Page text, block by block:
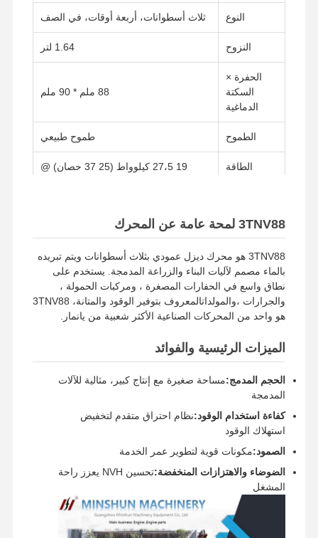
الصفحة
الرئيسية
حولنا
النوع ثلاث أسطوانات، أربعة أوقات، في الصف
النزوح 1.64 لتر
الحفرة ×
السكتة
الدماغية
88 ملم * 90 ملم
الطموح طموح طبيعي
الطاقة
19 27،5 كيلوواط (25 37 حصان) @
نظام التبريد المبرد بالماء
طريقة البدء البدء الكهربائي
3TNV88 لمحة عامة عن المحرك
3TNV88 هو محرك ديزل عمودي بثلاث أسطوانات ويتم تبريده
بالماء مصمم لآليات البناء والزراعة المدمجة. يستخدم على
نطاق واسع في الحفارات المصغرة ، ومركبات الحمولة ،
والجرارات ،والمولداتالمعروف بتوفير الوقود والمتانة، 3TNV88
هو واحد من المحركات الصناعية الأكثر شعبية من يانمار.
الميزات الرئيسية والفوائد
الحجم المدمج:مساحة صغيرة مع إنتاج كبير، مثالية للآلات
المدمجة
كفاءة استخدام الوقود:نظام احتراق متقدم لتخفيض
استهلاك الوقود
الصمود:مكونات قوية لتطوير عمر الخدمة
الضوضاء والاهتزازات المنخفضة:
تحسين NVH يعزز راحة
المشغل